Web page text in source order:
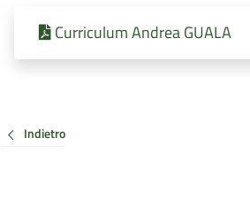
Curriculum Andrea GUALA
Indietro